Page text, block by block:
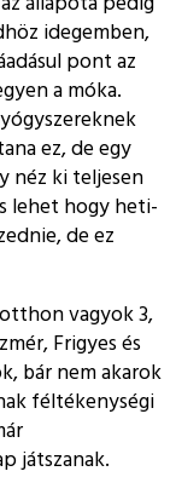
idegemben,
pont az
a móka.
ez, de egy
néz ki teljesen
lehet hogy heti-
de ez
vagyok 3,
Frigyes és
bár nem akarok
féltékenységi
játszanak.